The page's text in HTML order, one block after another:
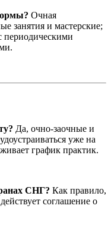
Очная
занятия и мастерские;
периодическими
Да, очно-заочные и
уже на
график практик.
СНГ? Как правило,
соглашение о